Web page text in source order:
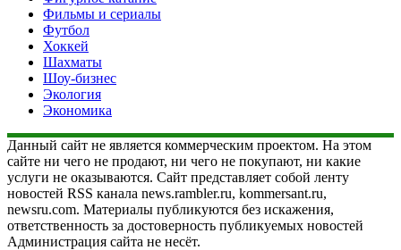
Фильмы и сериалы
Футбол
Хоккей
Шахматы
Шоу-бизнес
Экология
Экономика
Данный сайт не является коммерческим проектом. На этом
сайте ни чего не продают, ни чего не покупают, ни какие
услуги не оказываются. Сайт представляет собой ленту
новостей RSS канала news.rambler.ru, kommersant.ru,
newsru.com. Материалы публикуются без искажения,
ответственность за достоверность публикуемых новостей
Администрация сайта не несёт.